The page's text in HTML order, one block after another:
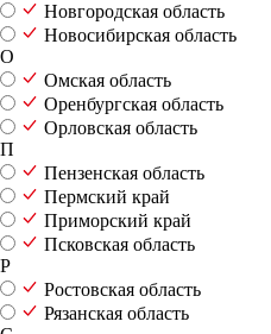
Новгородская область
Новосибирская область
О
Омская область
Оренбургская область
Орловская область
П
Пензенская область
Пермский край
Приморский край
Псковская область
Р
Ростовская область
Рязанская область